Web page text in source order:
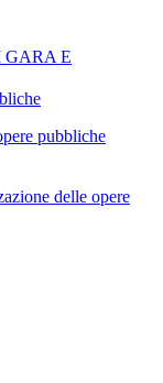
E
pubbliche
delle opere